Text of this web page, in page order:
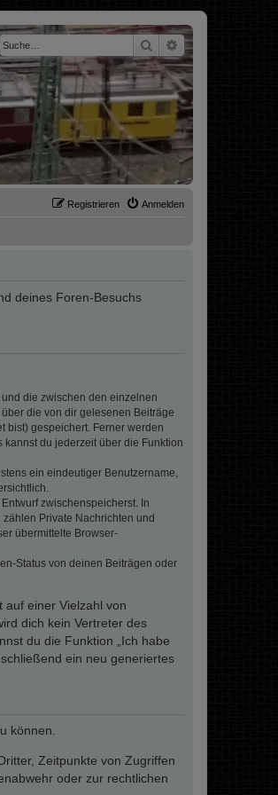
SucheErweiterte Suche
Anmelden
Registrieren
deines Foren-Besuchs
die zwischen den einzelnen
die von dir gelesenen Beiträge
bist) gespeichert. Ferner werden
du jederzeit über die Funktion
ein eindeutiger Benutzername,
zwischenspeicherst. In
Private Nachrichten und
übermittelte Browser-
Status von deinen Beiträgen oder
auf einer Vielzahl von
dich kein Vertreter des
du die Funktion „Ich habe
ein neu generiertes
können.
Zeitpunkte von Zugriffen
oder zur rechtlichen